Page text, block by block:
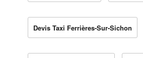
Devis Taxi Ferrières-Sur-Sichon